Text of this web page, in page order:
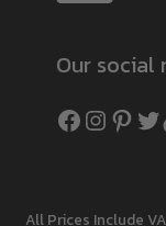
Our social
Facebook
All Prices Include